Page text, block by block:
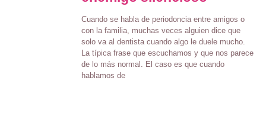
Cuando se habla de periodoncia entre amigos o
con la familia, muchas veces alguien dice que
solo va al dentista cuando algo le duele mucho.
La típica frase que escuchamos y que nos parece
de lo más normal. El caso es que cuando
hablamos de